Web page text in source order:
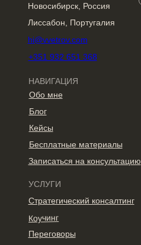
Новосибирск, Россия
+351 932 651 368
hi@vvetrov.com
Лиссабон, Португалия
НАВИГАЦИЯ
Переговоры
Коучинг
Стратегический консалтинг
Обо мне
УСЛУГИ
Бесплатные материалы
Кейсы
Блог
Записаться на консультацию